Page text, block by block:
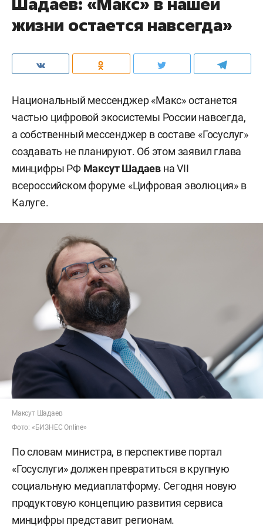
жизни остается навсегда»
Национальный мессенджер «Макс» останется
частью цифровой экосистемы России навсегда,
а собственный мессенджер в составе «Госуслуг»
создавать не планируют. Об этом заявил глава
минцифры РФ Максут Шадаев на VII
всероссийском форуме «Цифровая эволюция» в
Калуге.
Максут Шадаев
Фото: «БИЗНЕС Online»
По словам министра, в перспективе портал
«Госуслуги» должен превратиться в крупную
социальную медиаплатформу. Сегодня новую
продуктовую концепцию развития сервиса
минцифры представит регионам.